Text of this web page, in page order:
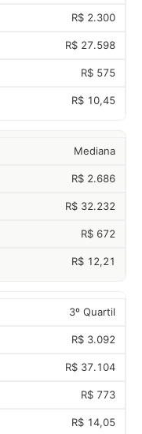
R$ 2.300
R$ 27.598
R$ 575
R$ 10,45
Mediana
R$ 2.686
R$ 32.232
R$ 672
R$ 12,21
3º Quartil
R$ 3.092
R$ 37.104
R$ 773
R$ 14,05